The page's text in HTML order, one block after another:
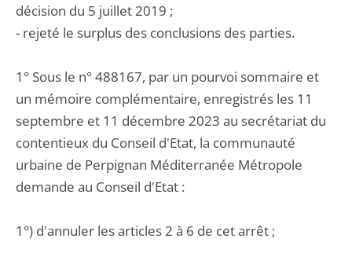
décision du 5 juillet 2019 ;
- rejeté le surplus des conclusions des parties.
1° Sous le n° 488167, par un pourvoi sommaire et
un mémoire complémentaire, enregistrés les 11
septembre et 11 décembre 2023 au secrétariat du
contentieux du Conseil d'Etat, la communauté
urbaine de Perpignan Méditerranée Métropole
demande au Conseil d'Etat :
1°) d'annuler les articles 2 à 6 de cet arrêt ;